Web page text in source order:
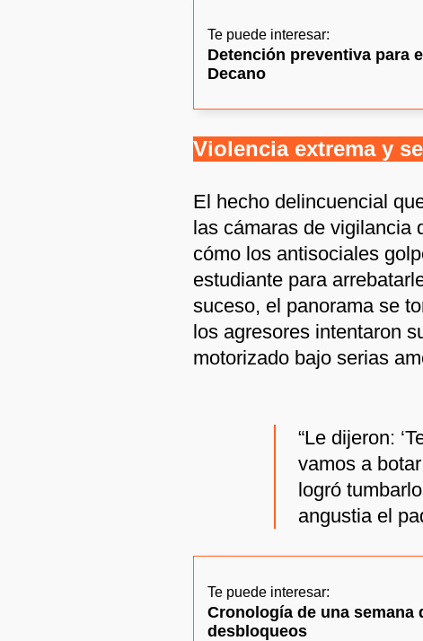
Te puede interesar:
Detención preventiva para
Decano
Violencia extrema y
El hecho delincuencial
las cámaras de vigilancia
cómo los antisociales
estudiante para
suceso, el panorama se
los agresores intentaron
motorizado bajo serias
“Le dijeron:
vamos a
logró
angustia el
Te puede interesar:
Cronología de una
desbloqueos